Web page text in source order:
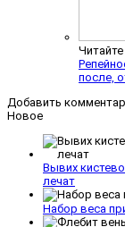
после,
Добавить
Новое
Вывих
лечат
Набор веса